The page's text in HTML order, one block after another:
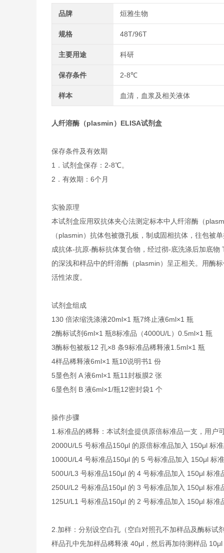
品牌 烜雅生物
规格 48T/96T
主要用途 科研
保存条件 2-8℃
样本 血清，血浆及相关液体
人纤溶酶（plasmin）ELISA试剂盒
保存条件及有效期
1．试剂盒保存：2-8℃。
2．有效期：6个月
实验原理
本试剂盒应用双抗体夹心法测定标本中人纤溶酶（
（plasmin）抗体包被微孔板，制成固相抗体，往包被
成抗体-抗原-酶标抗体复合物，经过彻-底洗涤后加底
的深浅和样品中的纤溶酶（plasmin）呈正相关。用酶
活性浓度。
试剂盒组成
130 倍浓缩洗涤液20ml×1 瓶7终止液6ml×1 瓶
2酶标试剂6ml×1 瓶8标准品（4000U/L） 0.5ml×1 瓶
3酶标包被板12 孔×8 条9标准品稀释液1.5ml×1 瓶
4样品稀释液6ml×1 瓶10说明书1 份
5显色剂 A 液6ml×1 瓶11封板膜2 张
6显色剂 B 液6ml×1/瓶12密封袋1 个
操作步骤
1. 标准品的稀释：本试剂盒提供原倍标准品一支，用户
2000U/L 5 号标准品150μl 的原倍标准品加入 150μl 标
1000U/L 4 号标准品150μl 的 5 号标准品加入 150μl 标
500U/L 3 号标准品150μl 的 4 号标准品加入 150μl 标准
250U/L 2 号标准品150μl 的 3 号标准品加入 150μl 标准
125U/L 1 号标准品150μl 的 2 号标准品加入 150μl 标准
2. 加样：分别设空白孔（空白对照孔不加样品及酶标试
样品孔中先加样品稀释液 40μl，然后再加待测样品